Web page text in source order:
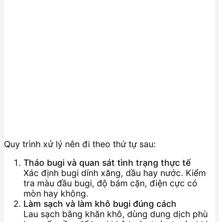
Quy trình xử lý nên đi theo thứ tự sau:
Tháo bugi và quan sát tình trạng thực tế
Xác định bugi dính xăng, dầu hay nước. Kiểm
tra màu đầu bugi, độ bám cặn, điện cực có
mòn hay không.
Làm sạch và làm khô bugi đúng cách
Lau sạch bằng khăn khô, dùng dung dịch phù